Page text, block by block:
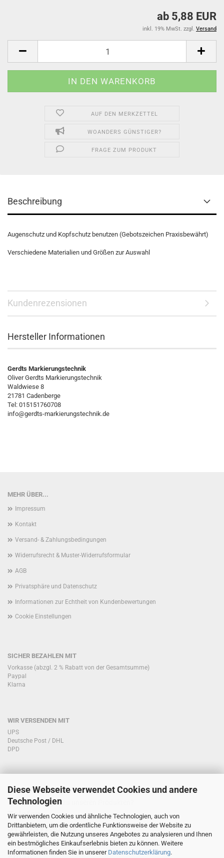
Diese Webseite verwendet Cookies und andere
Technologien
Wir verwenden Cookies und ähnliche Technologien, auch von
Drittanbietern, um die ordentliche Funktionsweise der Website zu
gewährleisten, die Nutzung unseres Angebotes zu analysieren und Ihnen
ein bestmögliches Einkaufserlebnis bieten zu können. Weitere
Informationen finden Sie in unserer Datenschutzerklärung.
ab 5,88 EUR
inkl. 19% MwSt. zzgl. Versand
AUF DEN MERKZETTEL
WOANDERS GÜNSTIGER?
FRAGE ZUM PRODUKT
Beschreibung
Augenschutz und Kopfschutz benutzen (Gebotszeichen Praxisbewährt)
Verschiedene Materialien und Größen zur Auswahl
Kundenrezensionen
Hersteller Informationen
Gerdts Markierungstechnik
Oliver Gerdts Markierungstechnik
Waldwiese 8
21781 Cadenberge
Tel: 015151760708
info@gerdts-markierungstechnik.de
MEHR ÜBER...
Impressum
Kontakt
Versand- & Zahlungsbedingungen
Widerrufsrecht & Muster-Widerrufsformular
AGB
Privatsphäre und Datenschutz
Informationen zur Echtheit von Kundenbewertungen
Cookie Einstellungen
SICHER BEZAHLEN MIT
Vorkasse (abzgl. 2 % Rabatt von der Gesamtsumme)
Paypal
Klarna
WIR VERSENDEN MIT
UPS
Deutsche Post / DHL
DPD
KONTAKT KUNDENSERVICE
Sie haben Fragen zu unseren Produkten?
Telefon:
0151/51760708